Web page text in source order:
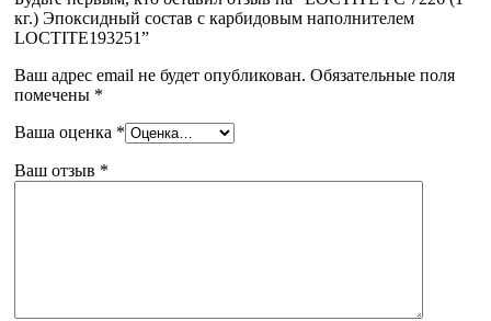
кг.) Эпоксидный состав с карбидовым наполнителем
LOCTITE193251”
Ваш адрес email не будет опубликован. Обязательные поля
помечены *
Ваша оценка *
Ваш отзыв *